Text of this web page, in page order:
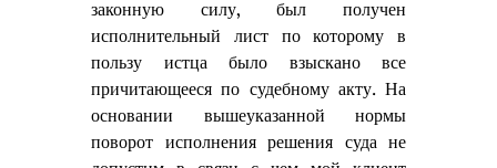
законную силу, был получен
исполнительный лист по которому в
пользу истца было взыскано все
причитающееся по судебному акту. На
основании вышеуказанной нормы
поворот исполнения решения суда не